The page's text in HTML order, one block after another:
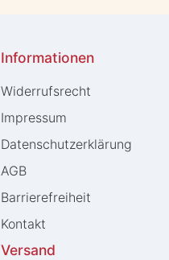
Informationen
Widerrufs­recht
Impressum
Daten­schutz­erklärung
AGB
Barrierefreiheit
Kontakt
Versand